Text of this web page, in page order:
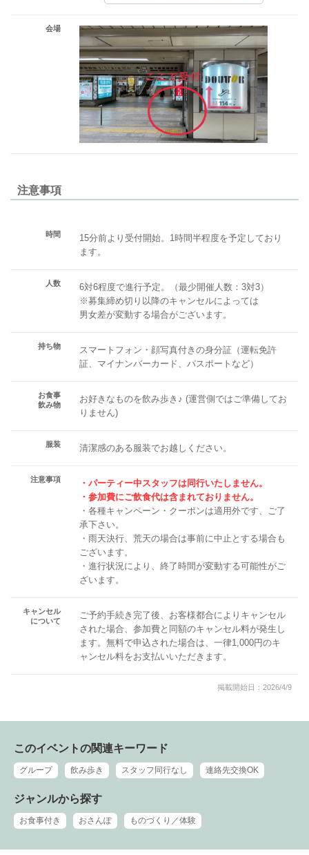
会場
注意事項
時間
15分前より受付開始。1時間半程度を予定しており
ます。
人数
6対6程度で進行予定。（最少開催人数：3対3）
※募集締め切り以降のキャンセルによっては
男女差が変動する場合がございます。
持ち物
スマートフォン・顔写真付きの身分証（運転免許
証、マイナンバーカード、パスポートなど）
お食事
飲み物
お好きなものを飲み歩き♪ (運営側ではご準備してお
りません)
服装 清潔感のある服装でお越しください。
注意事項
・パーティー中スタッフは同行いたしません。
・参加費にご飲食代は含まれておりません。
・各種キャンペーン・クーポンは適用外です、ご了
承下さい。
・雨天決行、荒天の場合は事前に中止とする場合も
ございます。
・進行状況により、終了時間が変動する可能性がご
ざいます。
キャンセル
について
ご予約手続き完了後、お客様都合によりキャンセル
された場合、参加費と同額のキャンセル料が発生し
ます。無料で申込された場合は、一律1,000円のキ
ャンセル料をお支払いいただきます。
掲載開始日：2026/4/9
このイベントの関連キーワード
グループ 飲み歩き スタッフ同行なし 連絡先交換OK
ジャンルから探す
お食事付き おさんぽ ものづくり／体験